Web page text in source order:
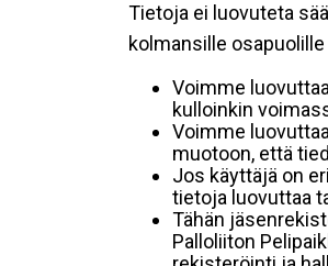
Tietoja ei luovuteta
kolmansille
Voimme
kulloinkin
Voimme
muotoon, että
Jos käyttäjä on
tietoja luovuttaa
Tähän
Palloliiton